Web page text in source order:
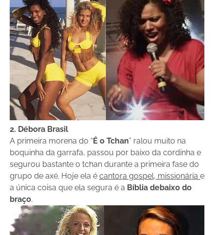
2. Débora Brasil
A primeira morena do “É o Tchan” ralou muito na
boquinha da garrafa, passou por baixo da cordinha e
segurou bastante o tchan durante a primeira fase do
grupo de axé. Hoje ela é cantora gospel, missionária e
a única coisa que ela segura é a Bíblia debaixo do
braço.